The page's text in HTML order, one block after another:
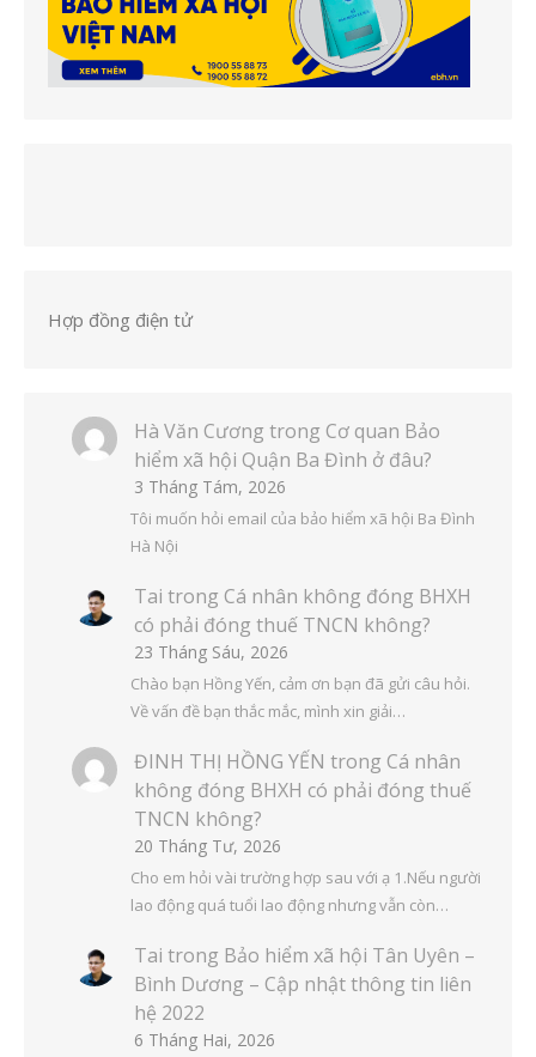
Hợp đồng điện tử
Hà Văn Cương trong Cơ quan Bảo
hiểm xã hội Quận Ba Đình ở đâu?
3 Tháng Tám, 2026
Tôi muốn hỏi email của bảo hiểm xã hội Ba Đình
Hà Nội
Tai trong Cá nhân không đóng BHXH
có phải đóng thuế TNCN không?
23 Tháng Sáu, 2026
Chào bạn Hồng Yến, cảm ơn bạn đã gửi câu hỏi.
Về vấn đề bạn thắc mắc, mình xin giải…
ĐINH THỊ HỒNG YẾN trong Cá nhân
không đóng BHXH có phải đóng thuế
TNCN không?
20 Tháng Tư, 2026
Cho em hỏi vài trường hợp sau với ạ 1.Nếu người
lao động quá tuổi lao động nhưng vẫn còn…
Tai trong Bảo hiểm xã hội Tân Uyên –
Bình Dương – Cập nhật thông tin liên
hệ 2022
6 Tháng Hai, 2026